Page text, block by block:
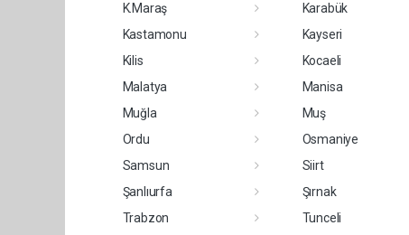
K.Maraş
Karabük
Kastamonu
Kayseri
Kilis
Kocaeli
Malatya
Manisa
Muğla
Muş
Ordu
Osmaniye
Samsun
Siirt
Şanlıurfa
Şırnak
Trabzon
Tunceli